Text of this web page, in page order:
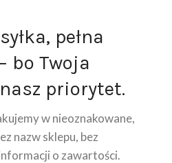
pełna
bo Twoja
priorytet.
w nieoznakowane,
nazw sklepu, bez
o zawartości.